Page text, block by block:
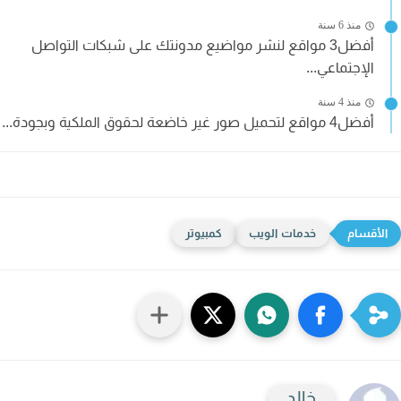
منذ 6 سنة
أفضل3 مواقع لنشر مواضيع مدونتك على شبكات التواصل
الإجتماعي...
منذ 4 سنة
أفضل4 مواقع لتحميل صور غير خاضعة لحقوق الملكية وبجودة...
خدمات الويب كمبيوتر